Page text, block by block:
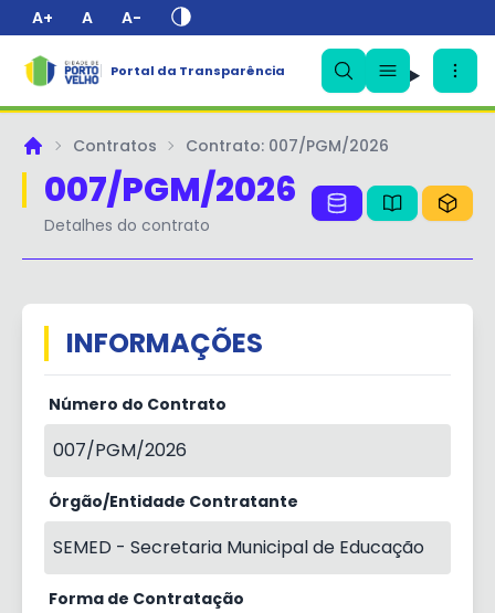
A+ A A-
Portal da Transparência
PrincipalContratos Contrato: 007/PGM/2026
007/PGM/2026
Detalhes do contrato
INFORMAÇÕES
Número do Contrato
007/PGM/2026
Órgão/Entidade Contratante
SEMED - Secretaria Municipal de Educação
Forma de Contratação
✕